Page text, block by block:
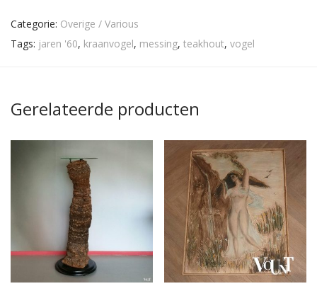
Categorie: Overige / Various
Tags: jaren '60, kraanvogel, messing, teakhout, vogel
Gerelateerde producten